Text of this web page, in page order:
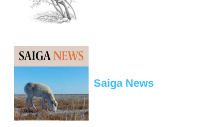
ОБОСНОВАНИЙ
ОРГАНИЗАЦИЯ ПОЛЕВЫХ ПРАКТИК,
СТАЖИРОВОК
СОВМЕСТНО С НАУЧНЫМ
ОБЩЕСТВОМ ТЕТИС
SAIGA NEWS
Saiga News